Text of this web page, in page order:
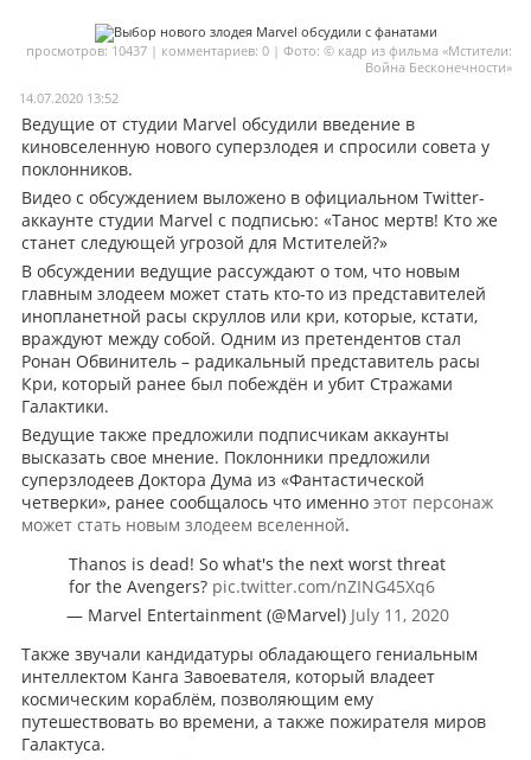
Мои материалы
Моя личная афиша
Перечитать
просмотров: 10437 | комментариев: 0 | Фото: © кадр из фильма «Мстители:
Война Бесконечности»
14.07.2020 13:52
Ведущие от студии Marvel обсудили введение в
киновселенную нового суперзлодея и спросили совета у
поклонников.
Видео с обсуждением выложено в официальном Twitter-
аккаунте студии Marvel с подписью: «Танос мертв! Кто же
станет следующей угрозой для Мстителей?»
В обсуждении ведущие рассуждают о том, что новым
главным злодеем может стать кто-то из представителей
инопланетной расы скруллов или кри, которые, кстати,
враждуют между собой. Одним из претендентов стал
Ронан Обвинитель – радикальный представитель расы
Кри, который ранее был побеждён и убит Стражами
Галактики.
Ведущие также предложили подписчикам аккаунты
высказать свое мнение. Поклонники предложили
суперзлодеев Доктора Дума из «Фантастической
четверки», ранее сообщалось что именно этот персонаж
может стать новым злодеем вселенной.
Thanos is dead! So what's the next worst threat
for the Avengers? pic.twitter.com/nZING45Xq6
— Marvel Entertainment (@Marvel) July 11, 2020
Также звучали кандидатуры обладающего гениальным
интеллектом Канга Завоевателя, который владеет
космическим кораблём, позволяющим ему
путешествовать во времени, а также пожирателя миров
Галактуса.